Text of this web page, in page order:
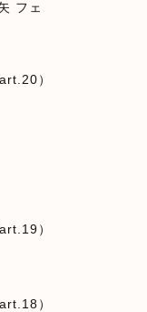
フェ
）
）
）